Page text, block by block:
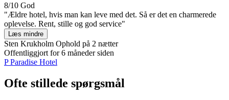
8/10 God
"Ældre hotel, hvis man kan leve med det. Så er det en charmerede
oplevelse. Rent, stille og god service"
Læs mindre
Sten Krukholm Ophold på 2 nætter
Offentliggjort for 6 måneder siden
P Paradise Hotel
Ofte stillede spørgsmål